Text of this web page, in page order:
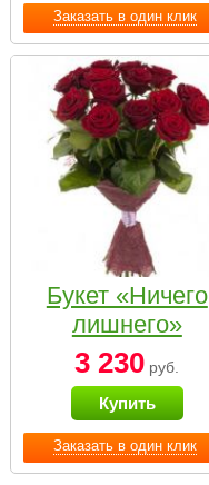
Заказать в один клик
Заказать в один клик
Букет «Ничего
лишнего»
3 230 руб.
Купить